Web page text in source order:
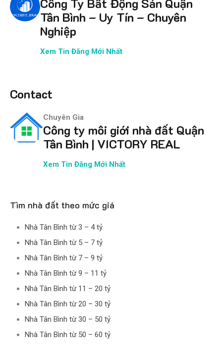
Công Ty Bất Động Sản Quận
Tân Bình – Uy Tín – Chuyên
Nghiệp
Xem Tin Đăng Mới Nhất
Contact
Chuyên Gia
Công ty môi giới nhà đất Quận
Tân Bình | VICTORY REAL
Xem Tin Đăng Mới Nhất
Tìm nhà đất theo mức giá
Nhà Tân Bình từ 3 – 4 tỷ
Nhà Tân Bình từ 5 – 7 tỷ
Nhà Tân Bình từ 7 – 9 tỷ
Nhà Tân Bình từ 9 – 11 tỷ
Nhà Tân Bình từ 11 – 20 tỷ
Nhà Tân Bình từ 20 – 30 tỷ
Nhà Tân Bình từ 30 – 50 tỷ
Nhà Tân Bình từ 50 – 60 tỷ